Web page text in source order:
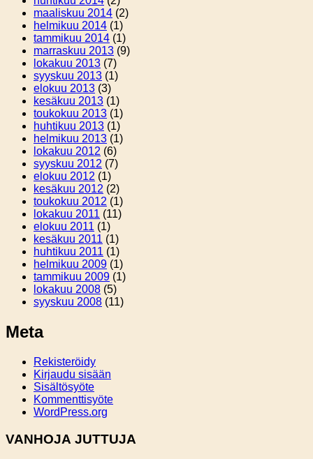
maaliskuu 2014 (2)
helmikuu 2014 (1)
tammikuu 2014 (1)
marraskuu 2013 (9)
lokakuu 2013 (7)
syyskuu 2013 (1)
elokuu 2013 (3)
kesäkuu 2013 (1)
toukokuu 2013 (1)
huhtikuu 2013 (1)
helmikuu 2013 (1)
lokakuu 2012 (6)
syyskuu 2012 (7)
elokuu 2012 (1)
kesäkuu 2012 (2)
toukokuu 2012 (1)
lokakuu 2011 (11)
elokuu 2011 (1)
kesäkuu 2011 (1)
huhtikuu 2011 (1)
helmikuu 2009 (1)
tammikuu 2009 (1)
lokakuu 2008 (5)
syyskuu 2008 (11)
Meta
Rekisteröidy
Kirjaudu sisään
Sisältösyöte
Kommenttisyöte
WordPress.org
VANHOJA JUTTUJA